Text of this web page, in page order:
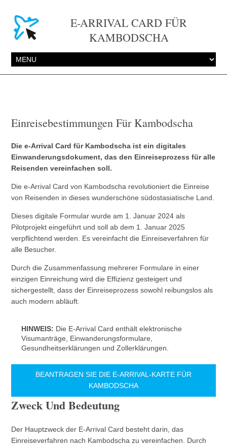
E-ARRIVAL CARD FÜR
KAMBODSCHA
Einreisebestimmungen Für Kambodscha
Die e-Arrival Card für Kambodscha ist ein digitales
Einwanderungsdokument, das den Einreiseprozess für alle
Reisenden vereinfachen soll.
Die e-Arrival Card von Kambodscha revolutioniert die Einreise
von Reisenden in dieses wunderschöne südostasiatische Land.
Dieses digitale Formular wurde am 1. Januar 2024 als
Pilotprojekt eingeführt und soll ab dem 1. Januar 2025
verpflichtend werden. Es vereinfacht die Einreiseverfahren für
alle Besucher.
Durch die Zusammenfassung mehrerer Formulare in einer
einzigen Einreichung wird die Effizienz gesteigert und
sichergestellt, dass der Einreiseprozess sowohl reibungslos als
auch modern abläuft.
HINWEIS: Die E-Arrival Card enthält elektronische
Visumanträge, Einwanderungsformulare,
Gesundheitserklärungen und Zollerklärungen.
BEANTRAGEN SIE DIE E-ARRIVAL-KARTE FÜR
KAMBODSCHA
Zweck Und Bedeutung
Der Hauptzweck der E-Arrival Card besteht darin, das
Einreiseverfahren nach Kambodscha zu vereinfachen. Durch